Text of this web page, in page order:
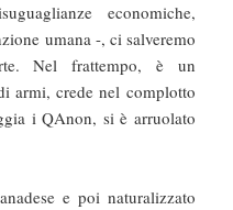
economiche,
umana -, ci salveremo
Nel frattempo, è un
armi, crede nel complotto
i QAnon, si è arruolato
e poi naturalizzato